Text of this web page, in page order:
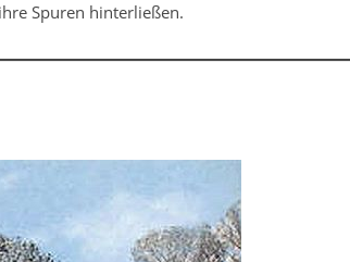
Spuren hinterließen.